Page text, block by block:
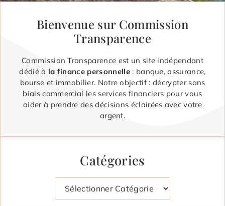
Bienvenue sur Commission
Transparence
Commission Transparence est un site indépendant
dédié à la finance personnelle: banque, assurance,
bourse et immobilier. Notre objectif : décrypter sans
biais commercial les services financiers pour vous
aider à prendre des décisions éclairées avec votre
argent.
Catégories